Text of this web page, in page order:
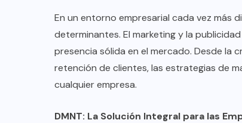
En un entorno empresarial cada vez más
determinantes. El marketing y la
presencia sólida en el mercado. Desde la
retención de clientes, las estrategias de
cualquier empresa.
DMNT: La Solución Integral para las